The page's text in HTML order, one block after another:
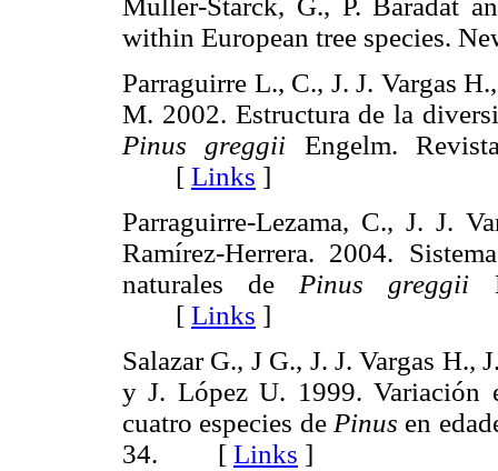
Muller-Starck, G., P. Baradat
within European tree
Parraguirre L., C., J. J. Vargas
M. 2002. Estructura de la
Pinus greggii Engelm.
[ Links ]
Parraguirre-Lezama, C., J. J.
Ramírez-Herrera. 2004.
naturales de Pinus greggii
[ Links ]
Salazar G., J G., J. J. Vargas
y J. López U. 1999. Variación
cuatro especies dePinus en
34. [ Links ]